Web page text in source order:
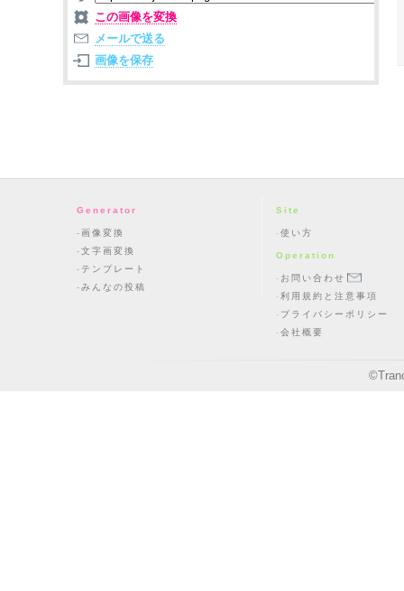
この画像を変換
メールで送る
画像を保存
Generator
画像変換
文字画変換
テンプレート
みんなの投稿
Site
使い方
Operation
お問い合わせ
利用規約と注意事項
プライバシーポリシー
会社概要
©